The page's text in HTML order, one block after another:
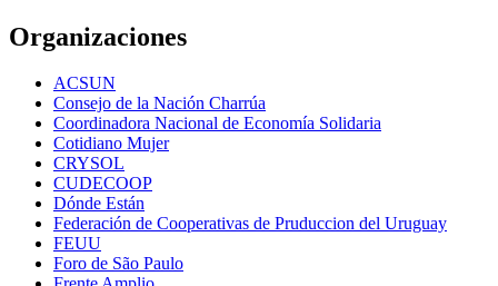
Organizaciones
ACSUN
Consejo de la Nación Charrúa
Coordinadora Nacional de Economía Solidaria
Cotidiano Mujer
CRYSOL
CUDECOOP
Dónde Están
Federación de Cooperativas de Pruduccion del Uruguay
FEUU
Foro de São Paulo